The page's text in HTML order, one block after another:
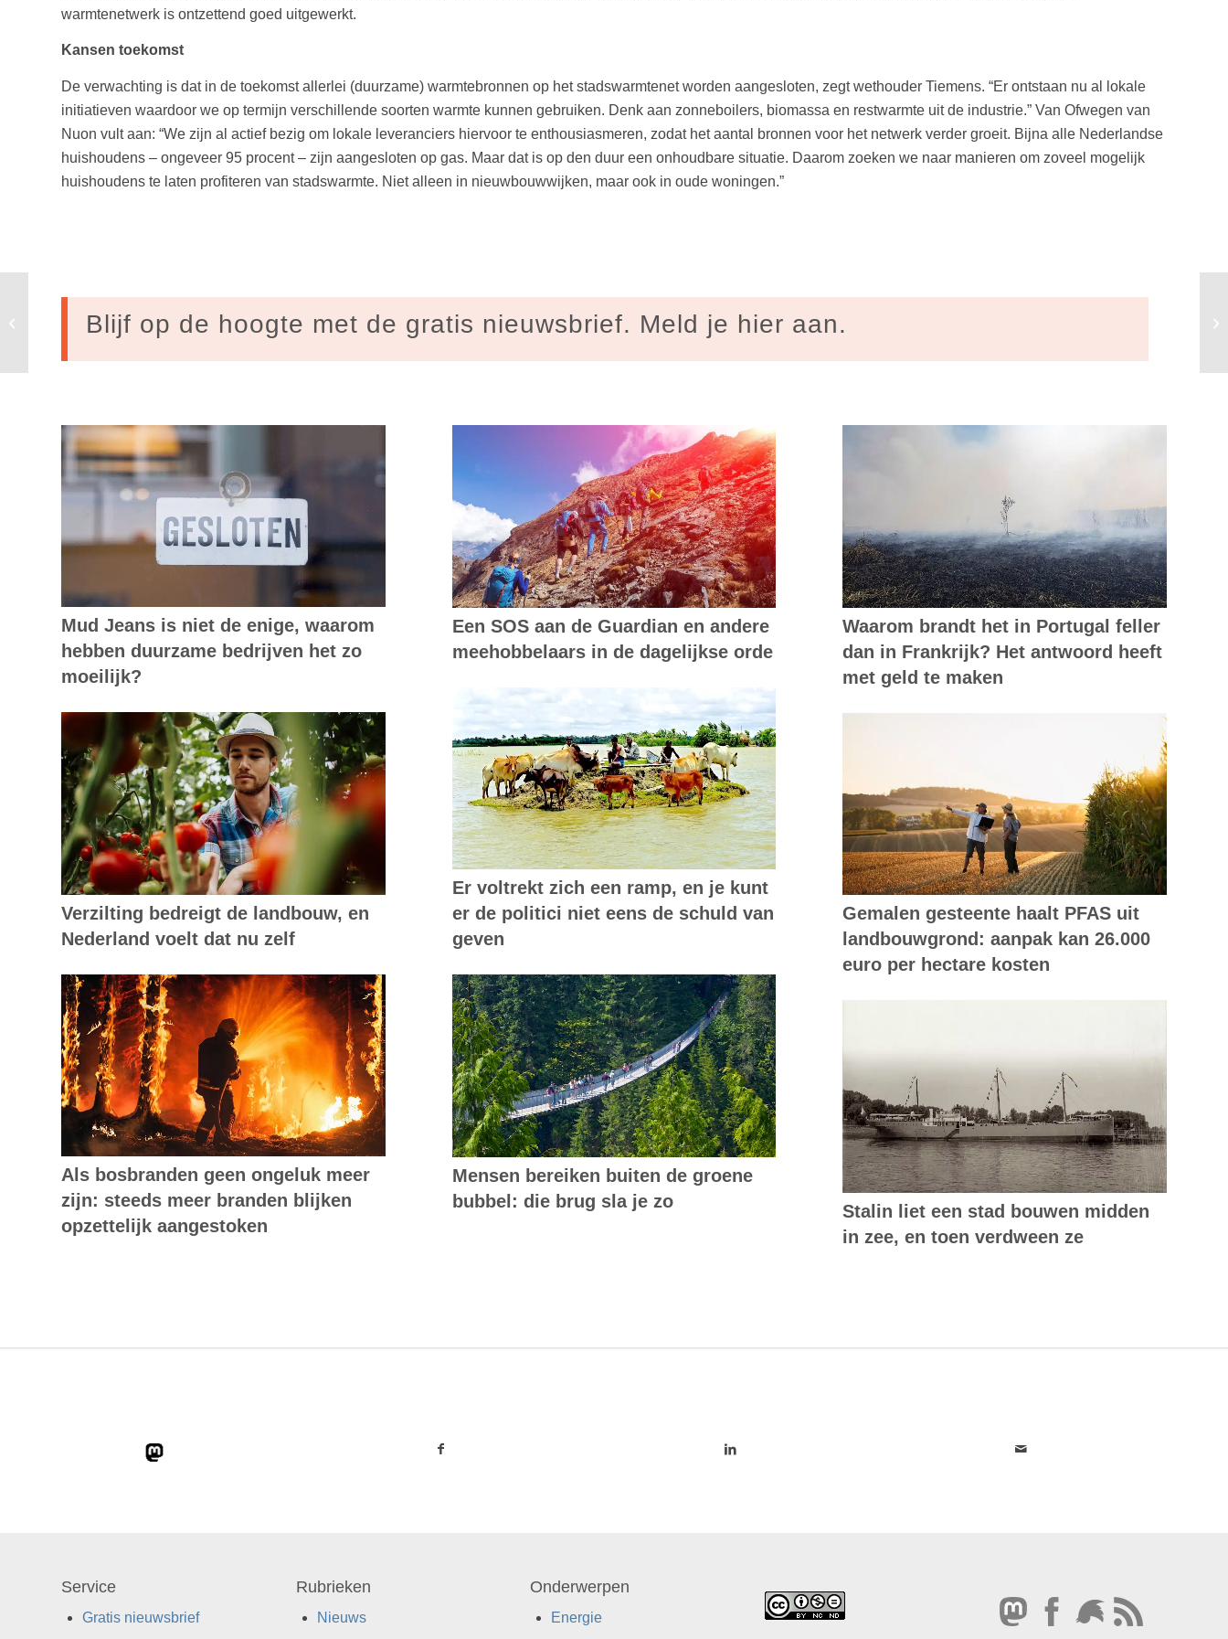
warmtenetwerk is ontzettend goed uitgewerkt.
Kansen toekomst
De verwachting is dat in de toekomst allerlei (duurzame) warmtebronnen op het stadswarmtenet worden aangesloten, zegt wethouder Tiemens. “Er ontstaan nu al lokale
initiatieven waardoor we op termijn verschillende soorten warmte kunnen gebruiken. Denk aan zonneboilers, biomassa en restwarmte uit de industrie.” Van Ofwegen van
Nuon vult aan: “We zijn al actief bezig om lokale leveranciers hiervoor te enthousiasmeren, zodat het aantal bronnen voor het netwerk verder groeit. Bijna alle Nederlandse
huishoudens – ongeveer 95 procent – zijn aangesloten op gas. Maar dat is op den duur een onhoudbare situatie. Daarom zoeken we naar manieren om zoveel mogelijk
huishoudens te laten profiteren van stadswarmte. Niet alleen in nieuwbouwwijken, maar ook in oude woningen.”
Blijf op de hoogte met de gratis nieuwsbrief. Meld je hier aan.
Mud Jeans is niet de enige, waarom
hebben duurzame bedrijven het zo
moeilijk?
Verzilting bedreigt de landbouw, en
Nederland voelt dat nu zelf
Als bosbranden geen ongeluk meer
zijn: steeds meer branden blijken
opzettelijk aangestoken
Een SOS aan de Guardian en andere
meehobbelaars in de dagelijkse orde
Er voltrekt zich een ramp, en je kunt
er de politici niet eens de schuld van
geven
Mensen bereiken buiten de groene
bubbel: die brug sla je zo
Waarom brandt het in Portugal feller
dan in Frankrijk? Het antwoord heeft
met geld te maken
Gemalen gesteente haalt PFAS uit
landbouwgrond: aanpak kan 26.000
euro per hectare kosten
Stalin liet een stad bouwen midden
in zee, en toen verdween ze
Service
Gratis nieuwsbrief
Rubrieken
Nieuws
Onderwerpen
Energie
Inzicht in je sociale impact zal je
business maken of breken